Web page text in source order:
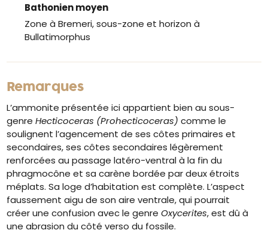
Bathonien moyen
Zone à Bremeri, sous-zone et horizon à
Bullatimorphus
Remarques
L’ammonite présentée ici appartient bien au sous-
genreHecticoceras (Prohecticoceras) comme le
soulignent l’agencement de ses côtes primaires et
secondaires, ses côtes secondaires légèrement
renforcées au passage latéro-ventral à la fin du
phragmocône et sa carène bordée par deux étroits
méplats. Sa loge d’habitation est complète. L’aspect
faussement aigu de son aire ventrale, qui pourrait
créer une confusion avec le genreOxycerites, est dû à
une abrasion du côté verso du fossile.